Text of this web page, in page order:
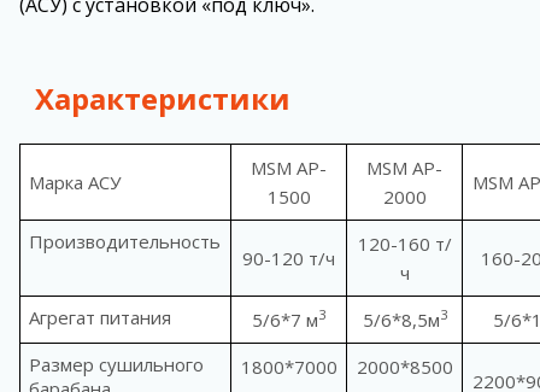
Характеристики
Марка АСУ
MSM AP-
1500
MSM AP-
2000
MSM
Производительность
90-120 т/ч
120-160 т/
ч
160-
Агрегат питания 5/6*7 м3 5/6*8,5м3
5/
Размер сушильного
1800*7000
2000*8500